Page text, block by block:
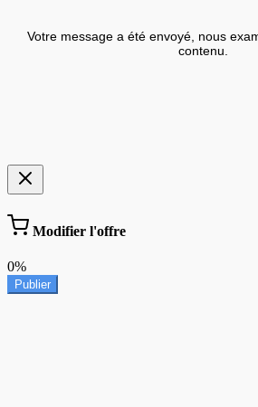
Votre message a été envoyé, nous
contenu.
Modifier l'offre
0%
Publier